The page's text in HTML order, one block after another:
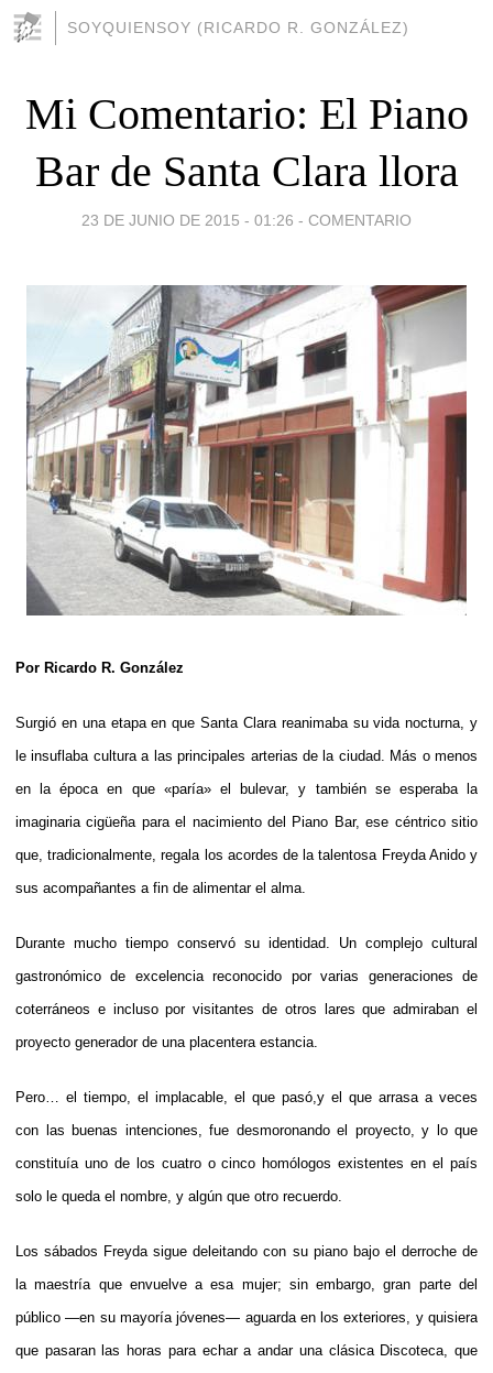
SOYQUIENSOY (RICARDO R. GONZÁLEZ)
Mi Comentario: El Piano
Bar de Santa Clara llora
23 DE JUNIO DE 2015 - 01:26 - COMENTARIO
Por Ricardo R. González
Surgió en una etapa en que Santa Clara reanimaba su vida nocturna, y
le insuflaba cultura a las principales arterias de la ciudad. Más o menos
en la época en que «paría» el bulevar, y también se esperaba la
imaginaria cigüeña para el nacimiento del Piano Bar, ese céntrico sitio
que, tradicionalmente, regala los acordes de la talentosa Freyda Anido y
sus acompañantes a fin de alimentar el alma.
Durante mucho tiempo conservó su identidad. Un complejo cultural
gastronómico de excelencia reconocido por varias generaciones de
coterráneos e incluso por visitantes de otros lares que admiraban el
proyecto generador de una placentera estancia.
Pero… el tiempo, el implacable, el que pasó,y el que arrasa a veces
con las buenas intenciones, fue desmoronando el proyecto, y lo que
constituía uno de los cuatro o cinco homólogos existentes en el país
solo le queda el nombre, y algún que otro recuerdo.
Los sábados Freyda sigue deleitando con su piano bajo el derroche de
la maestría que envuelve a esa mujer; sin embargo, gran parte del
público —en su mayoría jóvenes— aguarda en los exteriores, y quisiera
que pasaran las horas para echar a andar una clásica Discoteca, que